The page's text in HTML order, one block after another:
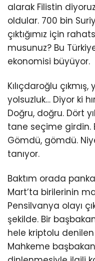
alarak Filistin
oldular. 700 bin
çıktığımız için
musunuz? Bu
ekonomisi büyüyor.
Kılıçdaroğlu
yolsuzluk… Diyor ki
Doğru, doğru. Dört
tane seçime girdin.
Gömdü, gömdü.
tanıyor.
Baktım orada
Mart’ta birilerinin
Pensilvanya olayı
şekilde. Bir
hele kriptolu
Mahkeme